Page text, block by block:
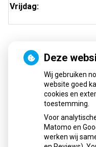
Vrijdag:
Nieuws
Sinds huisartsen
neemt gebruik toe
Schurft sinds corona
uitbraken fors gestegen
Stoppen met
Deze
Wij gebruiken
website goed
cookies en
toestemming.
Voor
Matomo en
werken wij